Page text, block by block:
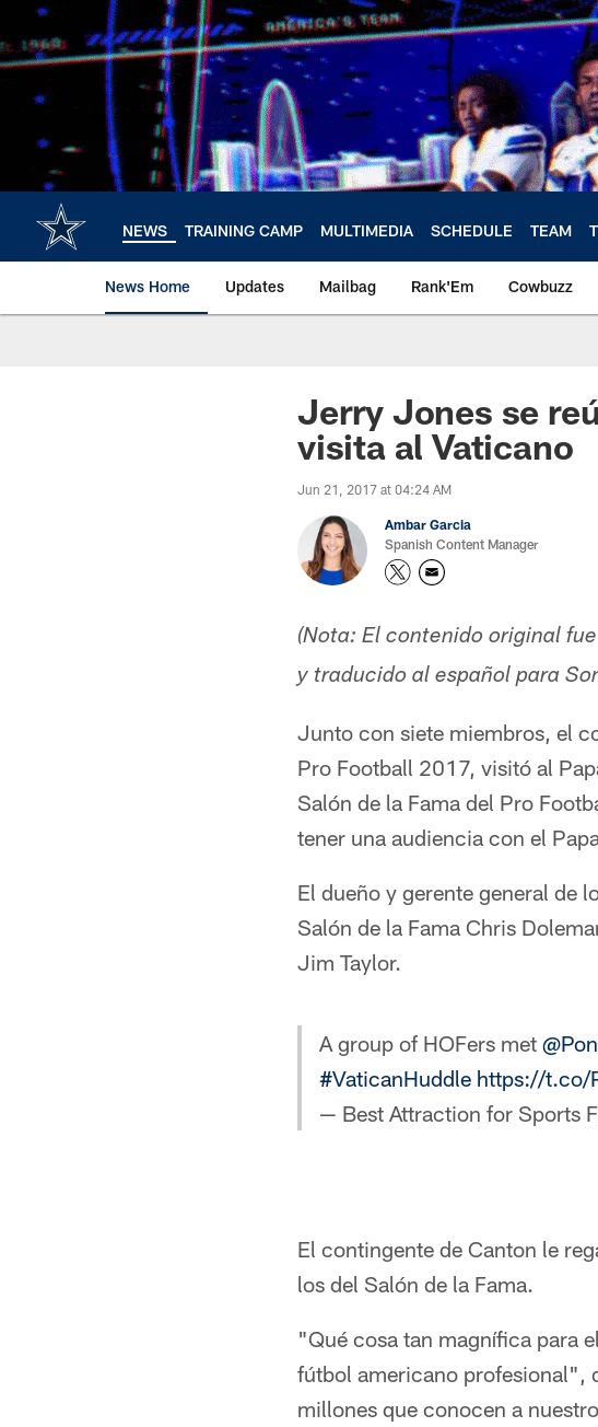
main
content
NEWS TRAINING CAMP MULTIMEDIA SCHEDULE TEAM
News Home Updates Mailbag Rank'Em Cowbuzz
Jerry Jones se
visita al Vaticano
Jun 21, 2017 at 04:24 AM
Ambar Garcia
Spanish Content Manager
(Nota: El contenido original
y traducido al español para
Junto con siete miembros, el
Pro Football 2017, visitó al
Salón de la Fama del Pro
tener una audiencia con el
El dueño y gerente general de
Salón de la Fama Chris
Jim Taylor.
A group of HOFers met
#VaticanHuddle https://t.co/
— Best Attraction for Sports
El contingente de Canton le
los del Salón de la Fama.
"Qué cosa tan magnífica para
fútbol americano profesional",
millones que conocen a